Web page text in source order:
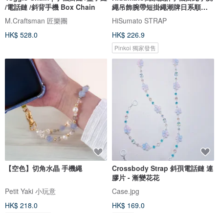
/電話鏈 /斜背手機 Box Chain
M.Craftsman 匠樂團
HK$ 528.0
繩吊飾腕帶短掛繩潮牌日系順豐
免運
HiSumato STRAP
HK$ 226.9
Pinkoi 獨家發售
【空色】切角水晶 手機繩
Petit Yaki 小玩意
HK$ 218.0
Crossbody Strap 斜孭電話鏈 連
膠片 - 漸變花花
Case.jpg
HK$ 169.0